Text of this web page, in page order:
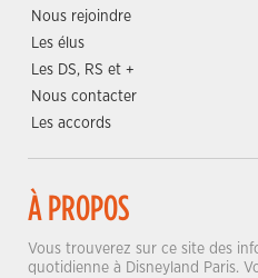
Nous rejoindre
Les élus
Les DS, RS et +
Nous contacter
Les accords
À PROPOS
Vous trouverez sur ce site des
quotidienne à Disneyland Paris.